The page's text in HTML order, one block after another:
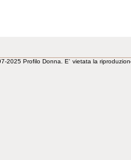
2025 Profilo Donna. E' vietata la